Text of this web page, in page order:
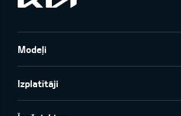
Modeļi
Izplatītāji